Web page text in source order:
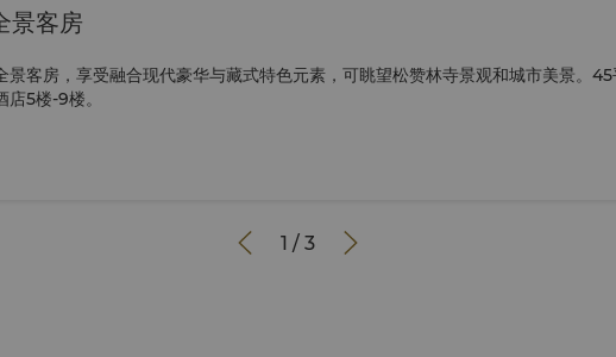
景客房
景客房，享受融合现代豪华与藏式特色元素，可眺望松赞林寺景观和城市美景。45
5楼-9楼。
 1 /3 